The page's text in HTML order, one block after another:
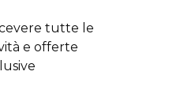
tutte le
e offerte